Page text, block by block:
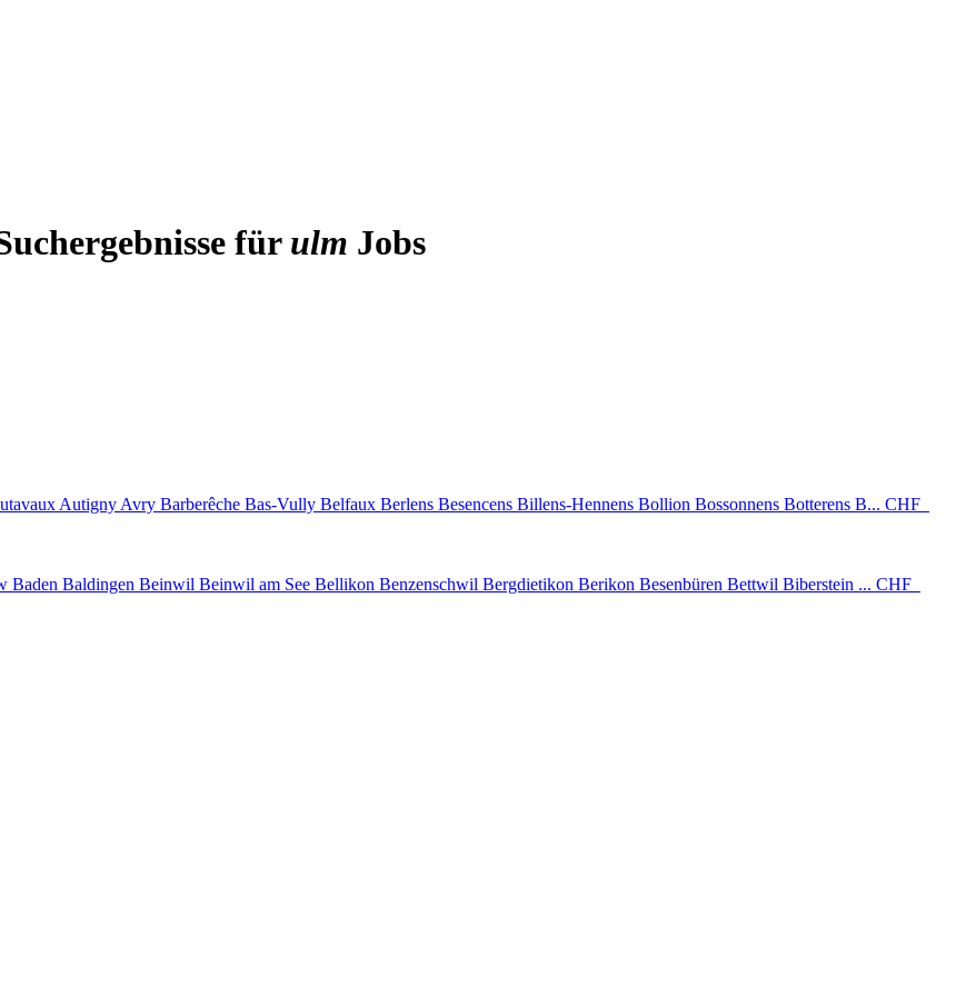
für ulm Jobs
Autigny Avry Barberêche Bas-Vully Belfaux Berlens Besencens Billens-Hennens Bollion Bossonnens Botterens B... CHF
Baldingen Beinwil Beinwil am See Bellikon Benzenschwil Bergdietikon Berikon Besenbüren Bettwil Biberstein ... CHF